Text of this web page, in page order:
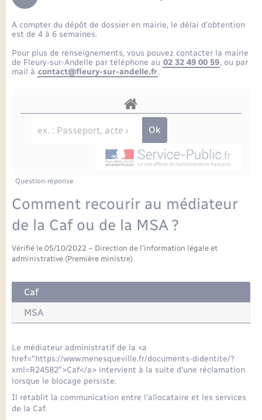
Projet nouveau groupe scolaire
Articles de presse
Etat-civil - Papiers - Citoyenneté
Mariage – PACS
Parrainage civil
Logement - Urbanisme
Nouvel habitant
Organisation d’événement
Sécurité - Prévention
Transports
Transports scolaires
Travaux - Autorisation d’occupation de l’espace
public
La mairie
Comptes rendus de conseils
Délibérations du conseil municipal
Comptes rendus du conseil municipal
Budget
Actualités
Commerces - Entreprises - Emploi
Plan interactif
La Communauté de communes
Sorties - Animations
A compter du dépôt de dossier en mairie, le délai d’obtention
est de 4 à 6 semaines.
Pour plus de renseignements, vous pouvez contacter la mairie
de Fleury-sur-Andelle par téléphone au 02 32 49 00 59, ou par
mail à contact@fleury-sur-andelle.fr.
Question-réponse
Comment recourir au médiateur
de la Caf ou de la MSA ?
Vérifié le 05/10/2022 – Direction de l'information légale et
administrative (Première ministre)
Caf
MSA
Le médiateur administratif de la <a
href="https://www.menesqueville.fr/documents-didentite/?
xml=R24582">Caf</a> intervient à la suite d'une réclamation
lorsque le blocage persiste.
Il rétablit la communication entre l'allocataire et les services
de la Caf.